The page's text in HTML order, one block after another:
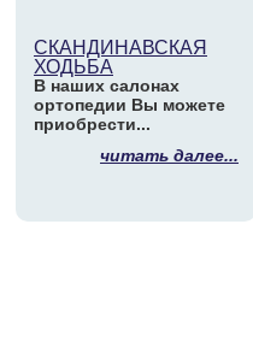
СКАНДИНАВСКАЯ
ХОДЬБА
В наших салонах
ортопедии Вы можете
приобрести...
читать далее...